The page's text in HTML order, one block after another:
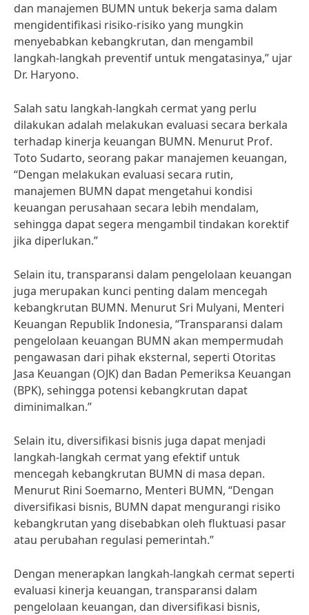
dan manajemen BUMN untuk bekerja sama dalam
mengidentifikasi risiko-risiko yang mungkin
menyebabkan kebangkrutan, dan mengambil
langkah-langkah preventif untuk mengatasinya,” ujar
Dr. Haryono.
Salah satu langkah-langkah cermat yang perlu
dilakukan adalah melakukan evaluasi secara berkala
terhadap kinerja keuangan BUMN. Menurut Prof.
Toto Sudarto, seorang pakar manajemen keuangan,
“Dengan melakukan evaluasi secara rutin,
manajemen BUMN dapat mengetahui kondisi
keuangan perusahaan secara lebih mendalam,
sehingga dapat segera mengambil tindakan korektif
jika diperlukan.”
Selain itu, transparansi dalam pengelolaan keuangan
juga merupakan kunci penting dalam mencegah
kebangkrutan BUMN. Menurut Sri Mulyani, Menteri
Keuangan Republik Indonesia, “Transparansi dalam
pengelolaan keuangan BUMN akan mempermudah
pengawasan dari pihak eksternal, seperti Otoritas
Jasa Keuangan (OJK) dan Badan Pemeriksa Keuangan
(BPK), sehingga potensi kebangkrutan dapat
diminimalkan.”
Selain itu, diversifikasi bisnis juga dapat menjadi
langkah-langkah cermat yang efektif untuk
mencegah kebangkrutan BUMN di masa depan.
Menurut Rini Soemarno, Menteri BUMN, “Dengan
diversifikasi bisnis, BUMN dapat mengurangi risiko
kebangkrutan yang disebabkan oleh fluktuasi pasar
atau perubahan regulasi pemerintah.”
Dengan menerapkan langkah-langkah cermat seperti
evaluasi kinerja keuangan, transparansi dalam
pengelolaan keuangan, dan diversifikasi bisnis,